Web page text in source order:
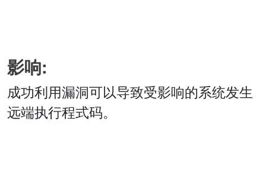
影响:
成功利用漏洞可以导致受影响的系统发生
远端执行程式码。